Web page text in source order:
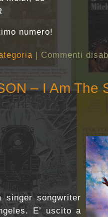
numero!
| Commenti
– I Am The
singer songwriter
E’ uscito a